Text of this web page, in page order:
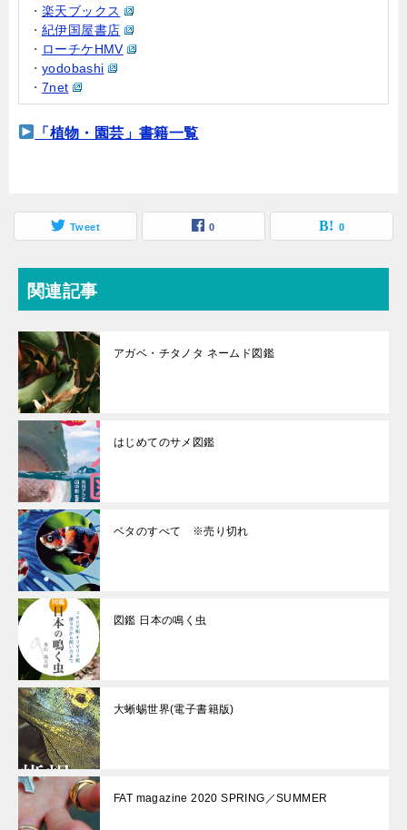
・ 楽天ブックス
・ 紀伊国屋書店
・ ローチケHMV
・ yodobashi
・ 7net
「植物・園芸」書籍一覧
Tweet 0 0
関連記事
アガベ・チタノタ ネームド図鑑
はじめてのサメ図鑑
ベタのすべて ※売り切れ
図鑑 日本の鳴く虫
大蜥蜴世界(電子書籍版)
FAT magazine 2020 SPRING／SUMMER